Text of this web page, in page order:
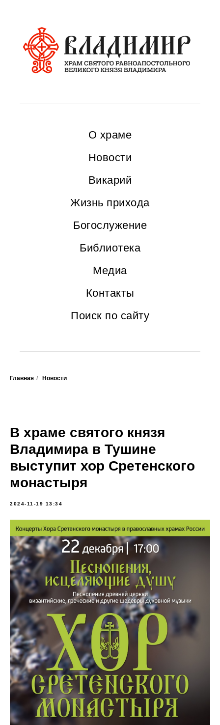
О храме
Новости
Викарий
Жизнь прихода
Богослужение
Библиотека
Медиа
Контакты
Поиск по сайту
Главная / Новости
В храме святого князя
Владимира в Тушине
выступит хор Сретенского
монастыря
2024-11-19 13:34